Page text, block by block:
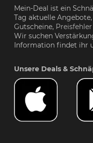
Mein-Deal ist ein
Tag aktuelle
Gutscheine, Preisfehler
Wir suchen
Information findet ihr
Unsere Deals &